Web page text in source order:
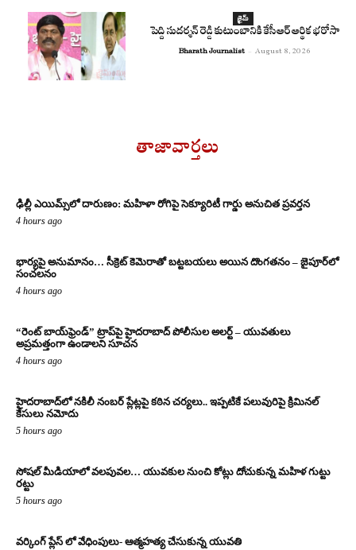
క్రైమ్
పెద్ది సుదర్శన్ రెడ్డి కుటుంబానికి కేసీఆర్ ఆర్థిక భరోసా
Bharath Journalist - August 8, 2026
తాజావార్తలు
ఢిల్లీ ఎయిమ్స్‌లో దారుణం: మహిళా రోగిపై సెక్యూరిటీ గార్డు అనుచిత ప్రవర్తన
4 hours ago
భార్యపై అనుమానం… సీక్రెట్ కెమెరాతో బట్టబయలు అయిన దొంగతనం – జైపూర్‌లో
సంచలనం
4 hours ago
“రెంట్ బాయ్‌ఫ్రెండ్” ట్రాప్‌పై హైదరాబాద్ పోలీసుల అలర్ట్ – యువతులు
అప్రమత్తంగా ఉండాలని సూచన
4 hours ago
హైదరాబాద్‌లో నకిలీ నంబర్ ప్లేట్లపై కఠిన చర్యలు.. ఇప్పటికే పలువురిపై క్రిమినల్
కేసులు నమోదు
5 hours ago
సోషల్ మీడియాలో వలపువల… యువకుల నుంచి కోట్లు దోచుకున్న మహిళ గుట్టు
రట్టు
5 hours ago
వర్కింగ్ ప్లేస్ లో వేధింపులు- ఆత్మహత్య చేసుకున్న యువతి